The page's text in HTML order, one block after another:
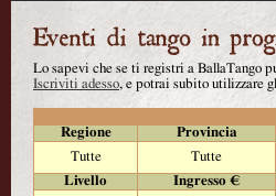
Lo sapevi che se ti registri a BallaTango
Iscriviti adesso, e potrai subito utilizzare
Regione
Provincia
Tutte
Tutte
Livello
Ingresso €